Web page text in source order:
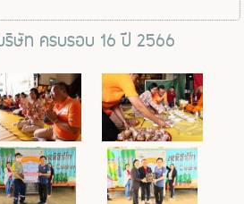
ษัท ครบรอบ 16 ปี 2566